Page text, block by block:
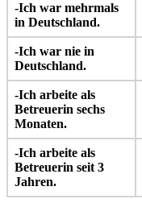
-Ich war mehrmals
in Deutschland.
-Ich war nie in
Deutschland.
-Ich arbeite als
Betreuerin sechs
Monaten.
-Ich arbeite als
Betreuerin seit 3
Jahren.